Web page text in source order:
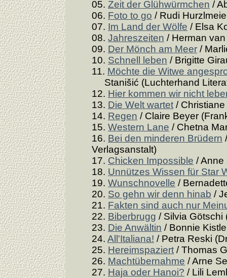
05. Zeit der Glühwürmchen /
06. Foto to go / Rudi
07. Im Land der Wölfe / Elsa
08. Jahreszeiten / Herman
09. Der Mönch am Meer /
10. Schnell leben / Brigitte
11. Möchte die Witwe
Stanišić (Luchterhand
12. Hier kommen wir nicht
13. Die Welt wartet /
14. Regen / Claire Beyer
15. Western Lane / Chetna
16. Bei den minderen Brüdern
Verlagsanstalt)
17. Chicken Impossible / Anne
18. Unnützes Wissen für Star
19. Wunschnovelle /
20. So gehn wir denn hinab /
21. Fakten sind auch nur
22. Biberbrugg / Silvia Götschi
23. Die Anwältin / Bonnie
24. All'Italiana! / Petra Reski
25. Hereimspaziert / Thomas
26. Machtübernahme / Arne
27. Haja oder Hanoi? / Lili